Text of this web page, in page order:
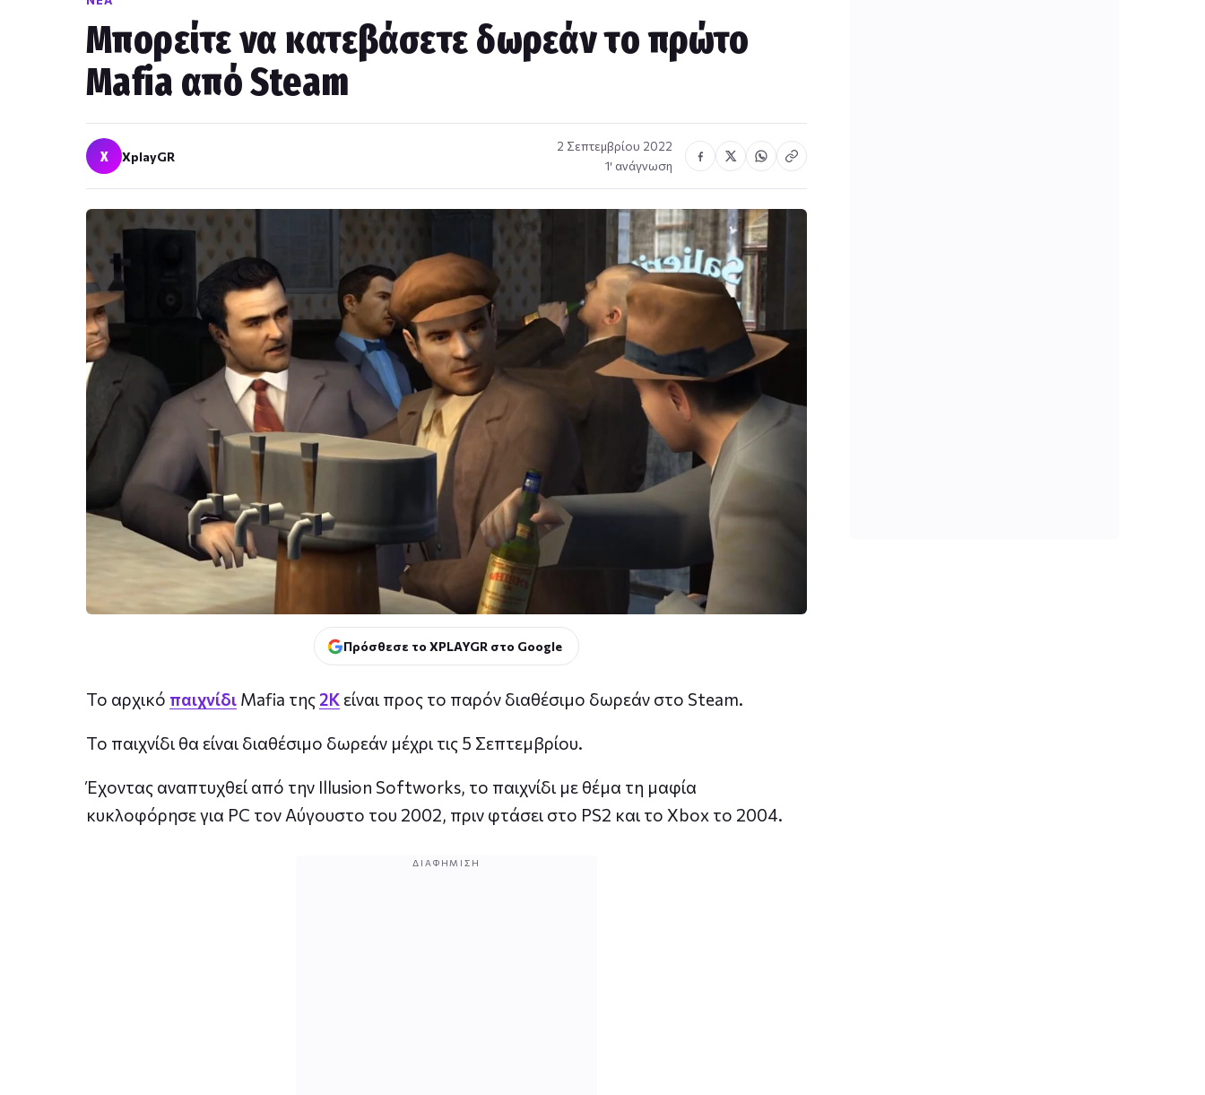
Μπορείτε να κατεβάσετε δωρεάν το πρώτο
Mafia από Steam
X XplayGR
2 Σεπτεμβρίου 2022
1′ ανάγνωση
Πρόσθεσε το XPLAYGR στο Google
Το αρχικό παιχνίδι Mafia της 2K είναι προς το παρόν διαθέσιμο δωρεάν στο Steam.
Το παιχνίδι θα είναι διαθέσιμο δωρεάν μέχρι τις 5 Σεπτεμβρίου.
Έχοντας αναπτυχθεί από την Illusion Softworks, το παιχνίδι με θέμα τη μαφία
κυκλοφόρησε για PC τον Αύγουστο του 2002, πριν φτάσει στο PS2 και το Xbox το 2004.
ΔΙΑΦΉΜΙΣΗ